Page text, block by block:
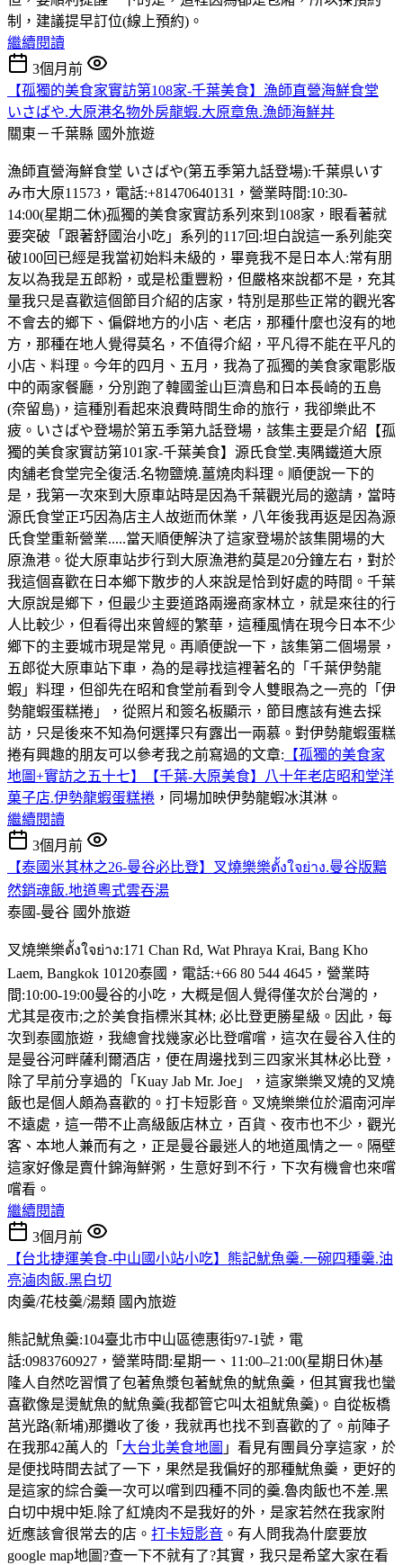
制，建議提早訂位(線上預約)。
繼續閱讀
3個月前
【孤獨的美食家實訪第108家-千葉美食】漁師直營海鮮食堂
いさばや.大原港名物外房龍蝦.大原章魚.漁師海鮮丼
關東－千葉縣 國外旅遊
漁師直營海鮮食堂 いさばや(第五季第九話登場):千葉県いす
み市大原11573，電話:+81470640131，營業時間:10:30-
14:00(星期二休)孤獨的美食家實訪系列來到108家，眼看著就
要突破「跟著舒國治小吃」系列的117回:坦白說這一系列能突
破100回已經是我當初始料未級的，畢竟我不是日本人:常有朋
友以為我是五郎粉，或是松重豐粉，但嚴格來說都不是，充其
量我只是喜歡這個節目介紹的店家，特別是那些正常的觀光客
不會去的鄉下、偏僻地方的小店、老店，那種什麼也沒有的地
方，那種在地人覺得莫名，不值得介紹，平凡得不能在平凡的
小店、料理。今年的四月、五月，我為了孤獨的美食家電影版
中的兩家餐廳，分別跑了韓國釜山巨濟島和日本長崎的五島
(奈留島)，這種別看起來浪費時間生命的旅行，我卻樂此不
疲。いさばや登場於第五季第九話登場，該集主要是介紹【孤
獨的美食家實訪第101家-千葉美食】源氏食堂.夷隅鐵道大原
肉舖老食堂完全復活.名物鹽燒.薑燒肉料理。順便說一下的
是，我第一次來到大原車站時是因為千葉觀光局的邀請，當時
源氏食堂正巧因為店主人故逝而休業，八年後我再返是因為源
氏食堂重新營業.....當天順便解決了這家登場於該集開場的大
原漁港。從大原車站步行到大原漁港約莫是20分鐘左右，對於
我這個喜歡在日本鄉下散步的人來說是恰到好處的時間。千葉
大原說是鄉下，但最少主要道路兩邊商家林立，就是來往的行
人比較少，但看得出來曾經的繁華，這種風情在現今日本不少
鄉下的主要城市現是常見。再順便說一下，該集第二個場景，
五郎從大原車站下車，為的是尋找這裡著名的「千葉伊勢龍
蝦」料理，但卻先在昭和食堂前看到令人雙眼為之一亮的「伊
勢龍蝦蛋糕捲」，從照片和簽名板顯示，節目應該有進去採
訪，只是後來不知為何選擇只有露出一兩慕。對伊勢龍蝦蛋糕
捲有興趣的朋友可以參考我之前寫過的文章: 【孤獨的美食家
地圖+實訪之五十七】【千葉-大原美食】八十年老店昭和堂洋
菓子店.伊勢龍蝦蛋糕捲 ，同場加映伊勢龍蝦冰淇淋。
繼續閱讀
3個月前
【泰國米其林之26-曼谷必比登】叉燒樂樂ตั้งใจย่าง.曼谷版黯
然銷魂飯.地道粵式雲吞湯
泰國-曼谷 國外旅遊
叉燒樂樂ตั้งใจย่าง:171 Chan Rd, Wat Phraya Krai, Bang Kho
Laem, Bangkok 10120泰國，電話:+66 80 544 4645，營業時
間:10:00-19:00曼谷的小吃，大概是個人覺得僅次於台灣的，
尤其是夜市;之於美食指標米其林; 必比登更勝星級。因此，每
次到泰國旅遊，我總會找幾家必比登嚐嚐，這次在曼谷入住的
是曼谷河畔薩利爾酒店，便在周邊找到三四家米其林必比登，
除了早前分享過的「Kuay Jab Mr. Joe」，這家樂樂叉燒的叉燒
飯也是個人頗為喜歡的。打卡短影音。叉燒樂樂位於湄南河岸
不遠處，這一帶不止高級飯店林立，百貨、夜市也不少，觀光
客、本地人兼而有之，正是曼谷最迷人的地道風情之一。隔壁
這家好像是賣什錦海鮮粥，生意好到不行，下次有機會也來嚐
嚐看。
繼續閱讀
3個月前
【台北捷運美食-中山國小站小吃】熊記魷魚羹.一碗四種羹.油
亮滷肉飯.黑白切
肉羹/花枝羹/湯類 國內旅遊
熊記魷魚羹:104臺北市中山區德惠街97-1號，電
話:0983760927，營業時間:星期一、11:00–21:00(星期日休)基
隆人自然吃習慣了包著魚漿包著魷魚的魷魚羹，但其實我也蠻
喜歡像是燙魷魚的魷魚羹(我都管它叫太祖魷魚羹)。自從板橋
莒光路(新埔)那攤收了後，我就再也找不到喜歡的了。前陣子
在我那42萬人的「 大台北美食地圖 」看見有團員分享這家，於
是便找時間去試了一下，果然是我偏好的那種魷魚羹，更好的
是這家的綜合羹一次可以嚐到四種不同的羹.魯肉飯也不差.黑
白切中規中矩.除了紅燒肉不是我好的外，是家若然在我家附
近應該會很常去的店。 打卡短影音 。有人問我為什麼要放
google map地圖?查一下不就有了?其實，我只是希望大家在看